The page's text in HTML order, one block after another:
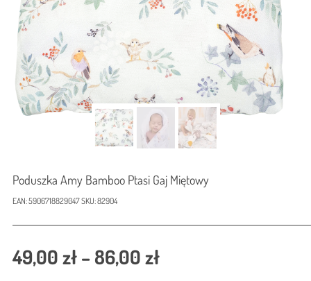
Poduszka Amy Bamboo Ptasi Gaj Miętowy
EAN:5906718829047SKU:82904
49,00zł–86,00złZakres